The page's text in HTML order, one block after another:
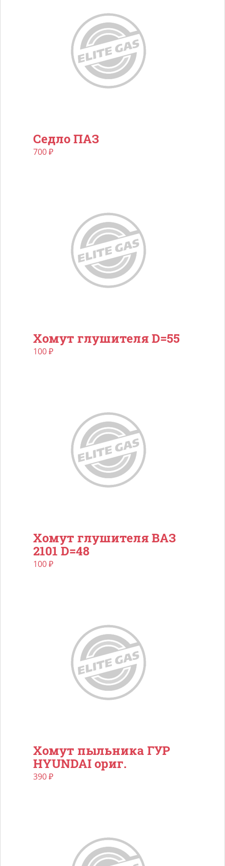
Седло ПАЗ
700₽
Хомут глушителя D=55
100₽
Хомут глушителя ВАЗ
2101 D=48
100₽
Хомут пыльника ГУР
HYUNDAI ориг.
390₽